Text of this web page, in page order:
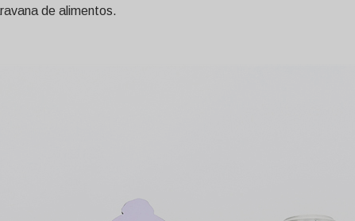
de alimentos.